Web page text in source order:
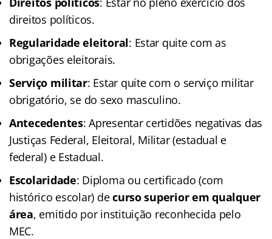
direitos políticos.
Regularidade eleitoral: Estar quite com as
obrigações eleitorais.
Serviço militar: Estar quite com o serviço militar
obrigatório, se do sexo masculino.
Antecedentes: Apresentar certidões negativas das
Justiças Federal, Eleitoral, Militar (estadual e
federal) e Estadual.
Escolaridade: Diploma ou certificado (com
histórico escolar) decurso superior em qualquer
área, emitido por instituição reconhecida pelo
MEC.